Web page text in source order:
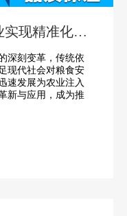
现精准化的
刻变革，传统依
现代社会对粮食安
速发展为农业注入
新与应用，成为推